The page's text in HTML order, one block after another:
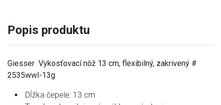
Popis produktu
Giesser Vykosťovací nôž 13 cm, flexibilný, zakrivený #
2535wwl-13g
Dĺžka čepele: 13 cm